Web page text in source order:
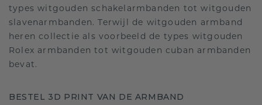
types witgouden schakelarmbanden tot witgouden
slavenarmbanden. Terwijl de witgouden armband
heren collectie als voorbeeld de types witgouden
Rolex armbanden tot witgouden cuban armbanden
bevat.
BESTEL 3D PRINT VAN DE ARMBAND